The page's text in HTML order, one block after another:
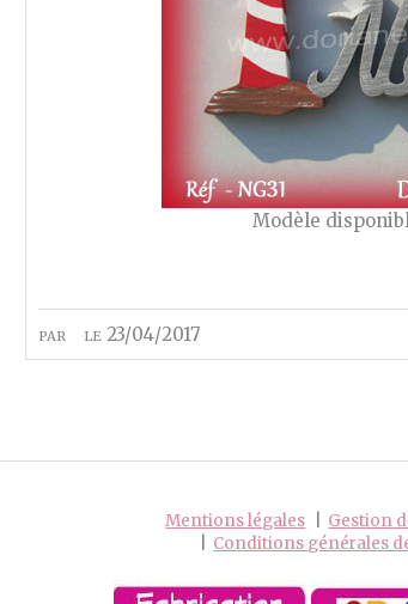
par le 23/04/2017
Modèle
Mentions légales
Gestion
Conditions générales